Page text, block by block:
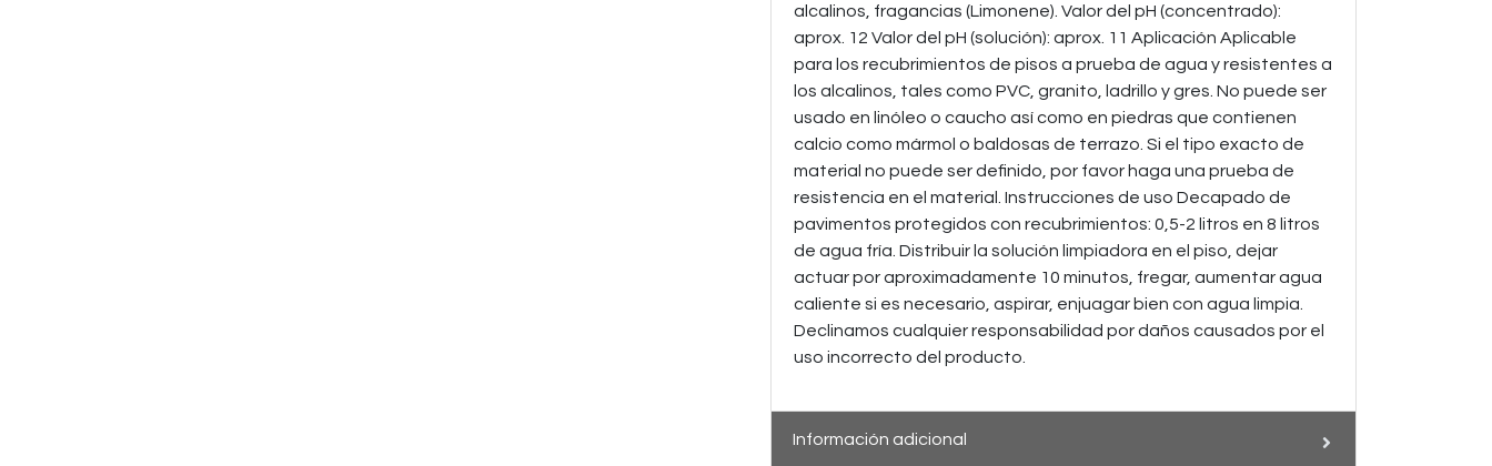
alcalinos, fragancias (Limonene). Valor del pH (concentrado):
aprox. 12 Valor del pH (solución): aprox. 11 Aplicación Aplicable
para los recubrimientos de pisos a prueba de agua y resistentes a
los alcalinos, tales como PVC, granito, ladrillo y gres. No puede ser
usado en linóleo o caucho así como en piedras que contienen
calcio como mármol o baldosas de terrazo. Si el tipo exacto de
material no puede ser definido, por favor haga una prueba de
resistencia en el material. Instrucciones de uso Decapado de
pavimentos protegidos con recubrimientos: 0,5-2 litros en 8 litros
de agua fría. Distribuir la solución limpiadora en el piso, dejar
actuar por aproximadamente 10 minutos, fregar, aumentar agua
caliente si es necesario, aspirar, enjuagar bien con agua limpia.
Declinamos cualquier responsabilidad por daños causados por el
uso incorrecto del producto.
Información adicional